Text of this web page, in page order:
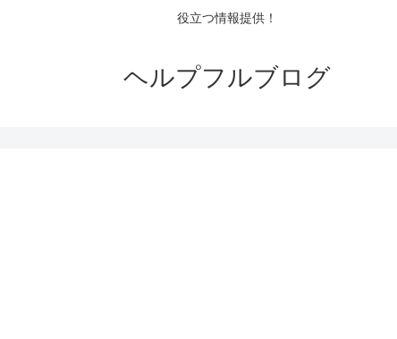
役立つ情報提供！
ヘルプフルブログ